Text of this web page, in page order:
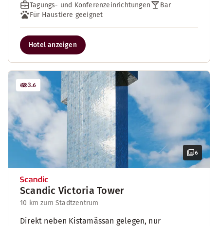
Tagungs- und Konferenzeinrichtungen
Bar
Für Haustiere geeignet
Hotel anzeigen
6
3.6
Scandic Victoria Tower
10 km zum Stadtzentrum
Direkt neben Kistamässan gelegen, nur